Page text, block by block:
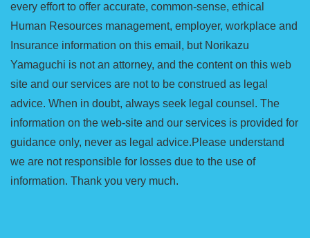
every effort to offer accurate, common-sense, ethical
Human Resources management, employer, workplace and
Insurance information on this email, but Norikazu
Yamaguchi is not an attorney, and the content on this web
site and our services are not to be construed as legal
advice. When in doubt, always seek legal counsel. The
information on the web-site and our services is provided for
guidance only, never as legal advice.Please understand
we are not responsible for losses due to the use of
information. Thank you very much.